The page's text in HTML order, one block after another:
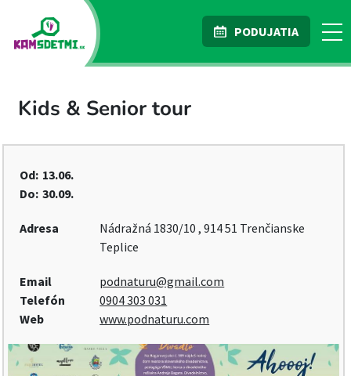
PODUJATIA
Kids & Senior tour
Od: 13.06.
Do: 30.09.
Adresa
Nádražná 1830/10 , 914 51 Trenčianske
Teplice
Email
podnaturu@gmail.com
Telefón
0904 303 031
Web
www.podnaturu.com